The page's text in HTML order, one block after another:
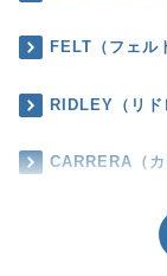
FELT（フェル
RIDLEY（リド
CARRERA（カ